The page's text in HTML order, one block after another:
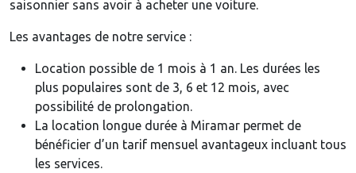
saisonnier sans avoir à acheter une voiture.
Les avantages de notre service :
Location possible de 1 mois à 1 an. Les durées les
plus populaires sont de 3, 6 et 12 mois, avec
possibilité de prolongation.
La location longue durée à Miramar permet de
bénéficier d’un tarif mensuel avantageux incluant tous
les services.